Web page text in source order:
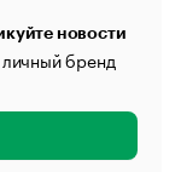
новости
бренд